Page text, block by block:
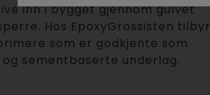
inn i bygget gjennom gulvet
Hos EpoxyGrossisten tilbyr
som er godkjente som
sementbaserte underlag.